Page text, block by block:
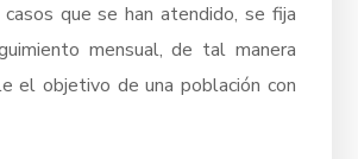
que se han atendido, se fija
mensual, de tal manera
el objetivo de una población con